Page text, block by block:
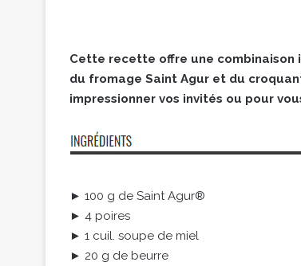
Cette recette offre une combinaison
du fromage Saint Agur et du
impressionner vos invités ou pour
► 100 g de Saint Agur®
► 4 poires
► 1 cuil. soupe de miel
► 20 g de beurre